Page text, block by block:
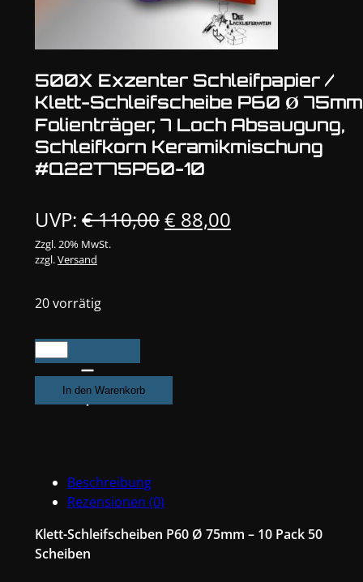
500X Exzenter Schleifpapier /
Klett-Schleifscheibe P60 Ø 75mm
Folienträger, 7 Loch Absaugung,
Schleifkorn Keramikmischung
#Q22T75P60-10
UVP: €110,00Ursprünglicher
€ 88,00
Zzgl. 20% MwSt.
zzgl.Versand
20 vorrätig
500X
Exzenter
Schleifpapier
/
75mm
7
Loch
In den Warenkorb
Beschreibung
Rezensionen (0)
Klett-Schleifscheiben P60 Ø 75mm – 10 Pack 50
Scheiben